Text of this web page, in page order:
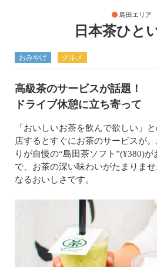
島田エリア
日本茶ひと
おみやげ グルメ
高級茶のサービスが話題！
ドライブ休憩に立ち寄って
「おいしいお茶を飲んで欲しい」
店するとすぐにお茶のサービスが
りが自慢の“島田茶ソフト”(¥380)
で、お茶の深い味わいがたまりま
なるおいしさです。